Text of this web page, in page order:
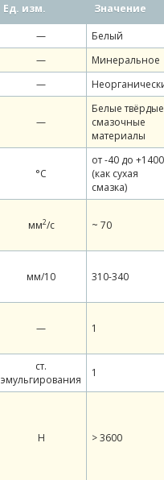
Ед. изм.
Значение
—
Белый
—
Минеральное
—
—
Белые твёрдые
смазочные
материалы
°С
от -40 до +1400
(как сухая
смазка)
мм2/c ~ 70
мм/10 310-340
— 1
ст.
эмульгирования
1
Н > 3600